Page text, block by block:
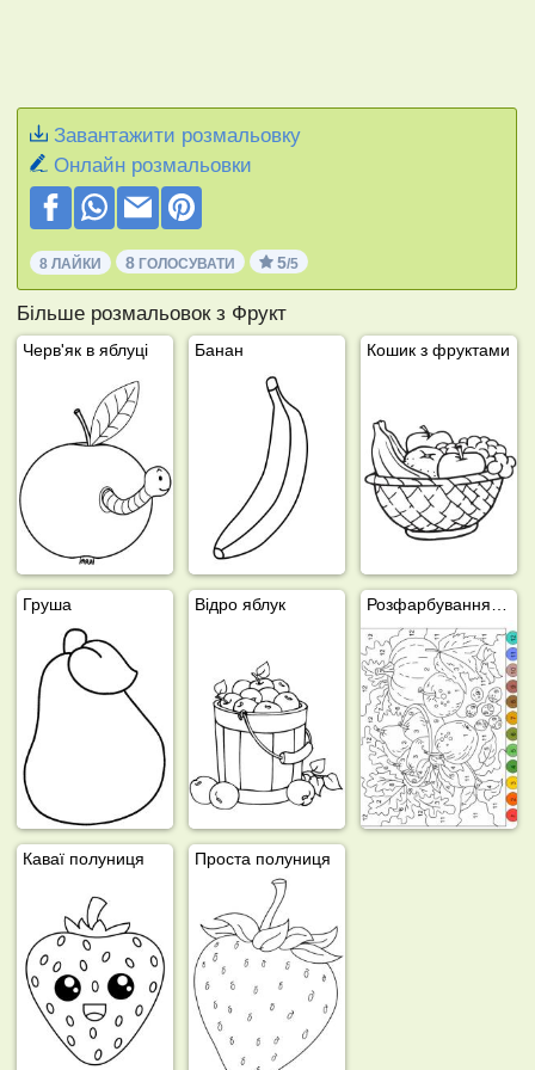
Завантажити розмальовку
Онлайн розмальовки
8 ЛАЙКИ 8 ГОЛОСУВАТИ 5/5
Більше розмальовок з Фрукт
Черв'як в яблуці Банан Кошик з фруктами
Груша Відро яблук
Каваї полуниця Проста полуниця